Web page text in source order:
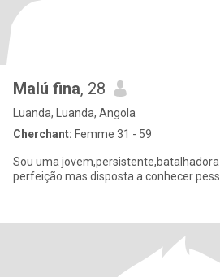
Malú fina, 28
Luanda, Luanda, Angola
Cherchant: Femme 31 - 59
Sou uma
perfeição mas disposta a conhecer